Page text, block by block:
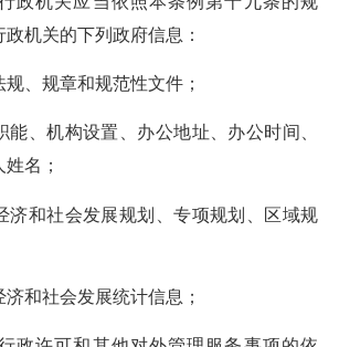
机关的下列政府信息：
规章和规范性文件；
、机构设置、办公地址、办公时间、
名；
和社会发展规划、专项规划、区域规
社会发展统计信息；